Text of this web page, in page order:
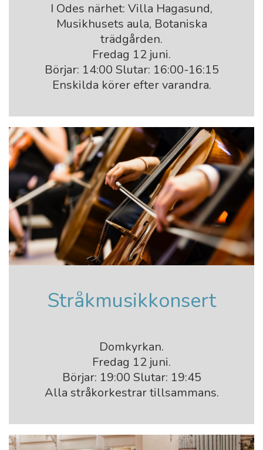
I Odes närhet: Villa Hagasund,
Musikhusets aula, Botaniska
trädgården.
Fredag 12 juni.
Börjar: 14:00 Slutar: 16:00-16:15
Enskilda körer efter varandra.
Stråkmusikkonsert
Domkyrkan.
Fredag 12 juni.
Börjar: 19:00 Slutar: 19:45
Alla stråkorkestrar tillsammans.